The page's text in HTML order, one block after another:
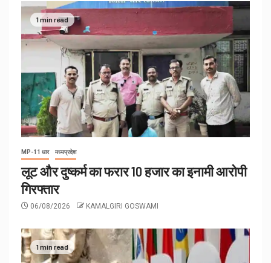
1 min read
MP-11 धार मध्यप्रदेश
लूट और दुष्कर्म का फरार 10 हजार का इनामी आरोपी
गिरफ्तार
06/08/2026 KAMALGIRI GOSWAMI
1 min read